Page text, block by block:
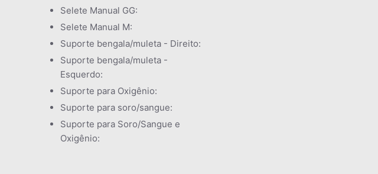
Selete Manual GG:
Selete Manual M:
Suporte bengala/muleta - Direito:
Suporte bengala/muleta -
Esquerdo:
Suporte para Oxigênio:
Suporte para soro/sangue:
Suporte para Soro/Sangue e
Oxigênio: